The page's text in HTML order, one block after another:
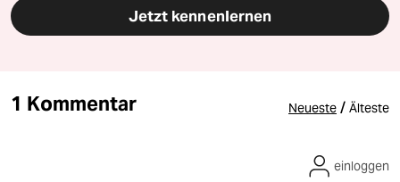
Jetzt kennenlernen
1 Kommentar Neueste / Älteste
einloggen